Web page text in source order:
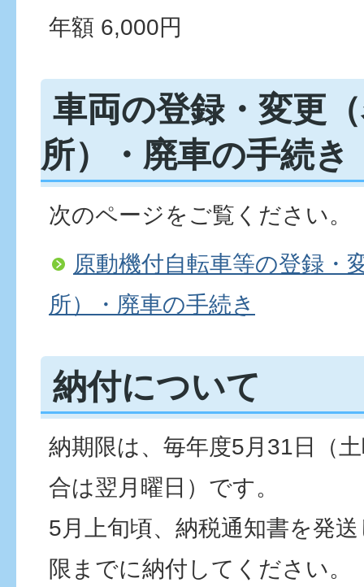
年額 6,000円
車両の登録・変更
所）・廃車の手続き
次のページをご覧ください。
原動機付自転車等の登録・
所）・廃車の手続き
納付について
納期限は、毎年度5月31日（
合は翌月曜日）です。
5月上旬頃、納税通知書を発
限までに納付してください。